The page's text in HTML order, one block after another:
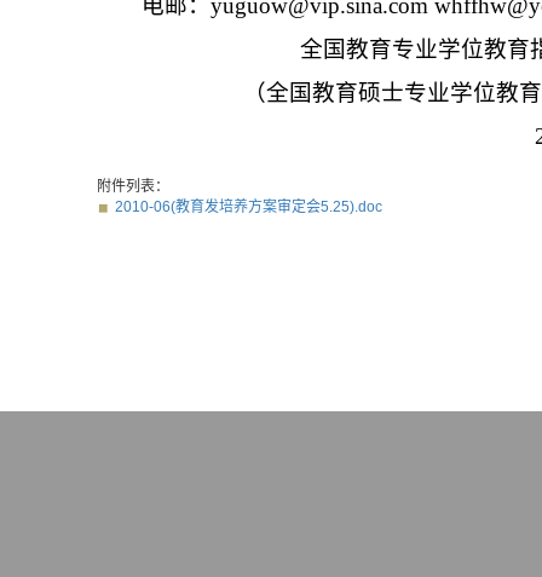
电邮：yuguow@vip.sina.com
全国教育专业学位教育
（全国教育硕士专业学位教
附件列表：
2010-06(教育发培养方案审定会5.25).doc